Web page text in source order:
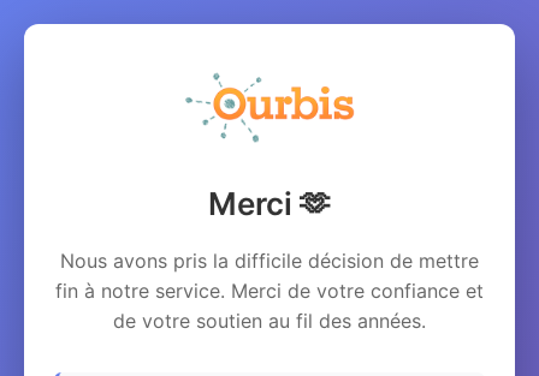
Merci 🫶
Nous avons pris la difficile décision de mettre
fin à notre service. Merci de votre confiance et
de votre soutien au fil des années.